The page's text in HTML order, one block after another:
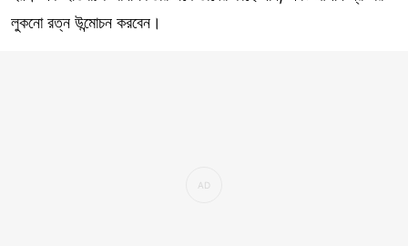
লুকনো রত্ন উন্মোচন করবেন।